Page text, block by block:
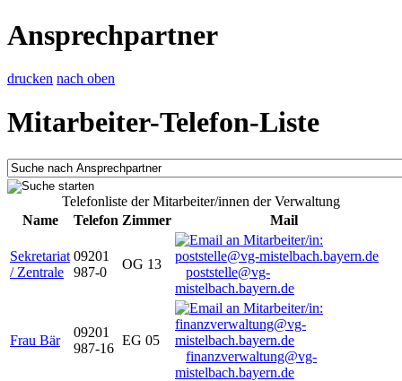
Ansprechpartner
drucken nach oben
Mitarbeiter-Telefon-Liste
Telefonliste der Mitarbeiter/innen der Verwaltung
Name
Telefon Zimmer Mail
Sekretariat
/ Zentrale
09201
987-0
OG 13
poststelle@vg-
mistelbach.bayern.de
Frau Bär
09201
987-16
EG 05
finanzverwaltung@vg-
mistelbach.bayern.de